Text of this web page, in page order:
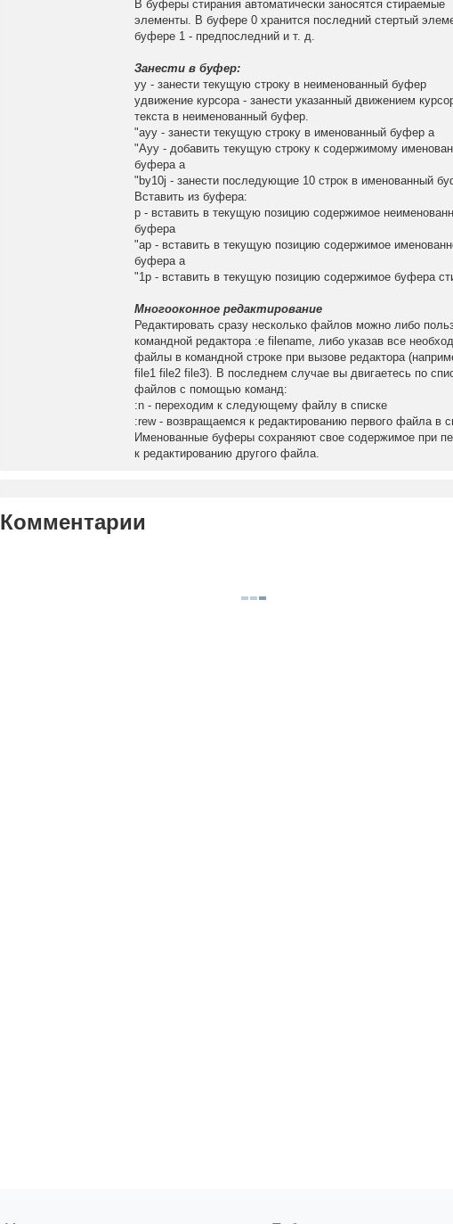
В буферы стирания автоматически заносятся стираемые
элементы. В буфере 0 хранится последний стертый
буфере 1 - предпоследний и т. д.
Занести в буфер:
yy - занести текущую строку в неименованный буфер
yдвижение курсора - занести указанный движением
текста в неименованный буфер.
"ayy - занести текущую строку в именованный буфер a
"Ayy - добавить текущую строку к содержимому
буфера a
"by10j - занести последующие 10 строк в именованный
Вставить из буфера:
p - вставить в текущую позицию содержимое
буфера
"ap - вставить в текущую позицию содержимое
буфера a
"1p - вставить в текущую позицию содержимое буфера
Многооконное редактирование
Редактировать сразу несколько файлов можно либо
командной редактора :e filename, либо указав все
файлы в командной строке при вызове редактора
file1 file2 file3). В последнем случае вы двигаетесь по
файлов с помощью команд:
:n - переходим к следующему файлу в списке
:rew - возвращаемся к редактированию первого файла в
Именованные буферы сохраняют свое содержимое при
к редактированию другого файла.
Комментарии